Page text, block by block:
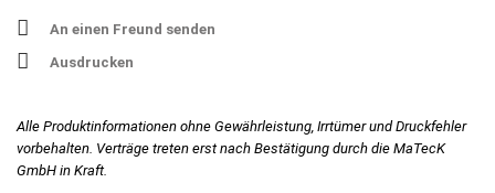
An einen Freund senden
Ausdrucken
Alle Produktinformationen ohne Gewährleistung, Irrtümer und Druckfehler
vorbehalten. Verträge treten erst nach Bestätigung durch die MaTecK
GmbH in Kraft.